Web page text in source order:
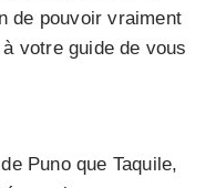
de pouvoir vraiment
votre guide de vous
Puno que Taquile,